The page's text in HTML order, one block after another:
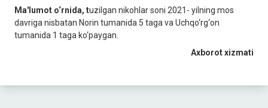
Ma'lumot o‘rnida, tuzilgan nikohlar soni 2021- yilning mos
davriga nisbatan Norin tumanida 5 taga va Uchqo‘rg‘on
tumanida 1 taga ko‘paygan.
Axborot xizmati